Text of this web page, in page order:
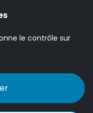
le contrôle sur